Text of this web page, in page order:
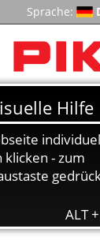
Sprache: